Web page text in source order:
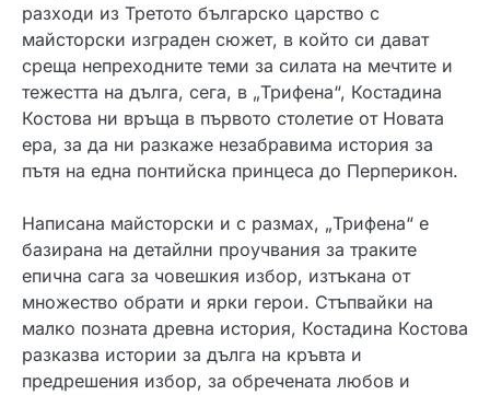
разходи из Третото българско царство с
майсторски изграден сюжет, в който си дават
среща непреходните теми за силата на мечтите и
тежестта на дълга, сега, в „Трифена“, Костадина
Костова ни връща в първото столетие от Новата
ера, за да ни разкаже незабравима история за
пътя на една понтийска принцеса до Перперикон.
Написана майсторски и с размах, „Трифена“ е
базирана на детайлни проучвания за траките
епична сага за човешкия избор, изтъкана от
множество обрати и ярки герои. Стъпвайки на
малко позната древна история, Костадина Костова
разказва истории за дълга на кръвта и
предрешения избор, за обречената любов и